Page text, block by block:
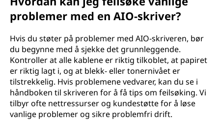
problemer med en AIO-skriver?
Hvis du støter på problemer med AIO-skriveren, bør
du begynne med å sjekke det grunnleggende.
Kontroller at alle kablene er riktig tilkoblet, at papiret
er riktig lagt i, og at blekk- eller tonernivået er
tilstrekkelig. Hvis problemene vedvarer, kan du se i
håndboken til skriveren for å få tips om feilsøking. Vi
tilbyr ofte nettressurser og kundestøtte for å løse
vanlige problemer og sikre problemfri drift.